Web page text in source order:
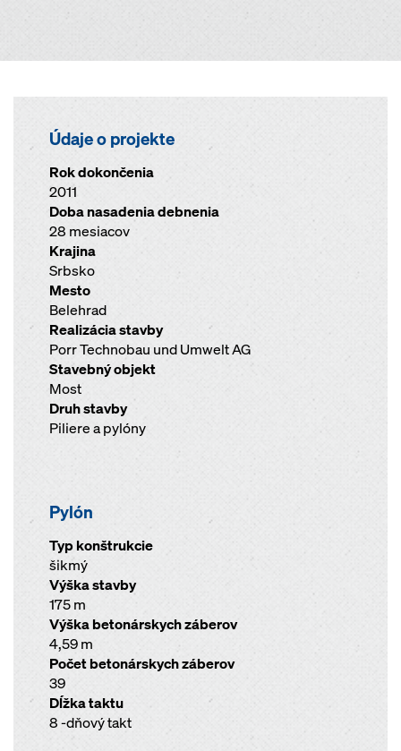
Údaje o projekte
Rok dokončenia
2011
Doba nasadenia debnenia
28 mesiacov
Krajina
Srbsko
Mesto
Belehrad
Realizácia stavby
Porr Technobau und Umwelt AG
Stavebný objekt
Most
Druh stavby
Piliere a pylóny
Pylón
Typ konštrukcie
šikmý
Výška stavby
175 m
Výška betonárskych záberov
4,59 m
Počet betonárskych záberov
39
Dĺžka taktu
8 -dňový takt